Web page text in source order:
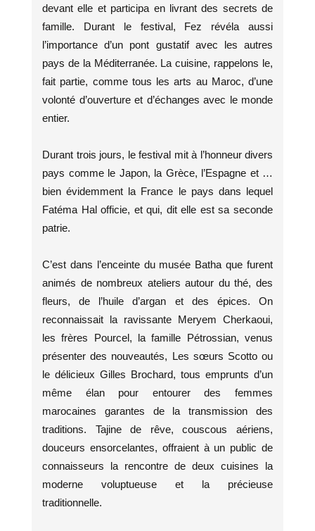
devant elle et participa en livrant des secrets de
famille. Durant le festival, Fez révéla aussi
l’importance d’un pont gustatif avec les autres
pays de la Méditerranée. La cuisine, rappelons le,
fait partie, comme tous les arts au Maroc, d’une
volonté d’ouverture et d’échanges avec le monde
entier.
Durant trois jours, le festival mit à l’honneur divers
pays comme le Japon, la Grèce, l’Espagne et …
bien évidemment la France le pays dans lequel
Fatéma Hal officie, et qui, dit elle est sa seconde
patrie.
C’est dans l’enceinte du musée Batha que furent
animés de nombreux ateliers autour du thé, des
fleurs, de l’huile d’argan et des épices. On
reconnaissait la ravissante Meryem Cherkaoui,
les frères Pourcel, la famille Pétrossian, venus
présenter des nouveautés, Les sœurs Scotto ou
le délicieux Gilles Brochard, tous emprunts d’un
même élan pour entourer des femmes
marocaines garantes de la transmission des
traditions. Tajine de rêve, couscous aériens,
douceurs ensorcelantes, offraient à un public de
connaisseurs la rencontre de deux cuisines la
moderne voluptueuse et la précieuse
traditionnelle.